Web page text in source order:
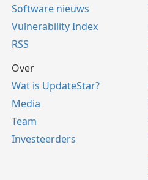
Software nieuws
Vulnerability Index
RSS
Over
Wat is UpdateStar?
Media
Team
Investeerders